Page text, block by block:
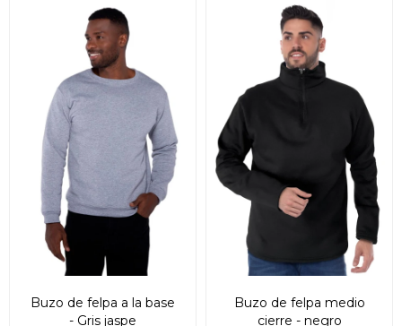
Buzo de felpa a la base
- Gris jaspe
Buzo de felpa medio
cierre - negro